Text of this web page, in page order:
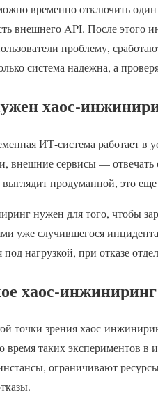
временно отключить один
внешнего API. После этого
проблему,
система надежна, а
хаос-
ИТ-система работает в
внешние сервисы —
выглядит продуманной, это
нужен для того, чтобы
уже случившегося
под нагрузкой, при отказе
хаос-
точки зрения хаос-
время таких экспериментов в
ограничивают